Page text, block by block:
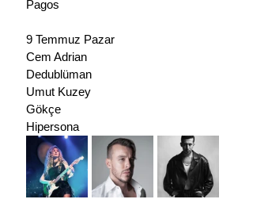
Pagos
9 Temmuz Pazar
Cem Adrian
Dedublüman
Umut Kuzey
Gökçe
Hipersona